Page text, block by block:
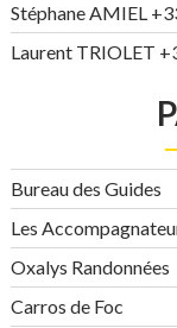
Stéphane AMIEL
Laurent TRIOLET
Bureau des Guides
Les
Oxalys Randonnées
Carros de Foc